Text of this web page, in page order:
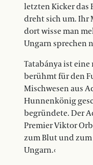
letzten Kicker das
dreht sich um. Ihr
dort wisse man
Ungarn sprechen
Tatabánya ist
berühmt für den
Mischwesen aus
Hunnenkönig
begründete. Der
Premier Viktor
zum Blut und zum
Ungarn.‹